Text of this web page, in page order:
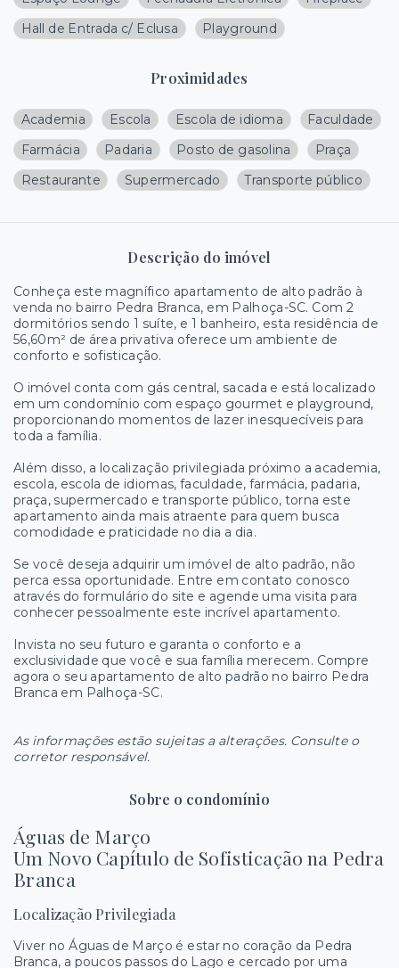
Hall de Entrada c/ Eclusa
Playground
Proximidades
Academia Escola Escola de idioma
Faculdade
Farmácia
Padaria Posto de gasolina
Praça
Restaurante
Supermercado Transporte público
Descrição do imóvel
Conheça este magnífico apartamento de alto padrão à
venda no bairro Pedra Branca, em Palhoça-SC. Com 2
dormitórios sendo 1 suíte, e 1 banheiro, esta residência de
56,60m² de área privativa oferece um ambiente de
conforto e sofisticação.
O imóvel conta com gás central, sacada e está localizado
em um condomínio com espaço gourmet e playground,
proporcionando momentos de lazer inesquecíveis para
toda a família.
Além disso, a localização privilegiada próximo a academia,
escola, escola de idiomas, faculdade, farmácia, padaria,
praça, supermercado e transporte público, torna este
apartamento ainda mais atraente para quem busca
comodidade e praticidade no dia a dia.
Se você deseja adquirir um imóvel de alto padrão, não
perca essa oportunidade. Entre em contato conosco
através do formulário do site e agende uma visita para
conhecer pessoalmente este incrível apartamento.
Invista no seu futuro e garanta o conforto e a
exclusividade que você e sua família merecem. Compre
agora o seu apartamento de alto padrão no bairro Pedra
Branca em Palhoça-SC.
As informações estão sujeitas a alterações. Consulte o
corretor responsável.
Sobre o condomínio
Águas de Março
Um Novo Capítulo de Sofisticação na Pedra
Branca
Localização Privilegiada
Viver no Águas de Março é estar no coração da Pedra
Branca, a poucos passos do Lago e cercado por uma